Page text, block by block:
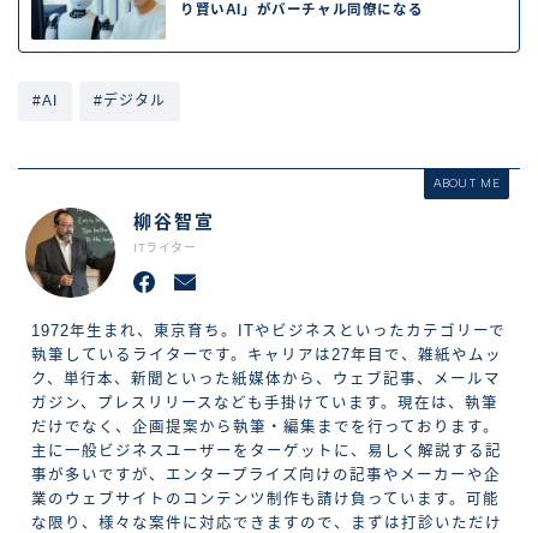
り賢いAI」がバーチャル同僚になる
#AI #デジタル
ABOUT ME
柳谷智宣
ITライター
1972年生まれ、東京育ち。ITやビジネスといったカテゴリーで
執筆しているライターです。キャリアは27年目で、雑紙やムッ
ク、単行本、新聞といった紙媒体から、ウェブ記事、メールマ
ガジン、プレスリリースなども手掛けています。現在は、執筆
だけでなく、企画提案から執筆・編集までを行っております。
主に一般ビジネスユーザーをターゲットに、易しく解説する記
事が多いですが、エンタープライズ向けの記事やメーカーや企
業のウェブサイトのコンテンツ制作も請け負っています。可能
な限り、様々な案件に対応できますので、まずは打診いただけ